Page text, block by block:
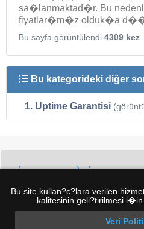
Bu site kullan?c?lara verilen
kalitesinin geli?tirilmesi
Veri
sa�lanmaktad�r. Bu
fiyatlar�m�z olduk�a
Bu sayfa görüntülendi 4309 kez
Bu kategorideki diğer
1. Uptime Garantisi
Android Player ·
Hesap